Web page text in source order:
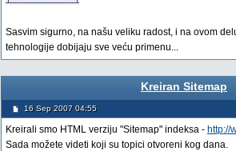
Sasvim sigurno, na našu veliku radost, i na ovom
tehnologije dobijaju sve veću primenu...
Kreiran Sitemap
16 Sep 2007 04:55
Kreirali smo HTML verziju "Sitemap" indeksa - http://
Sada možete videti koji su topici otvoreni kog dana.